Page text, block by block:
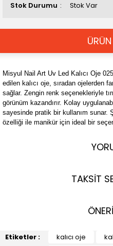
Stok Durumu Stok Var
Misyul Nail Art Uv Led Kalıcı Oje
edilen kalıcı oje, sıradan ojelerden
sağlar. Zengin renk seçenekleriyle
görünüm kazandırır. Kolay
sayesinde pratik bir kullanım
özelliği ile manikür için ideal bir
TAKSİT
Etiketler : kalıcı oje